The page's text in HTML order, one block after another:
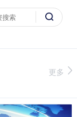
更多